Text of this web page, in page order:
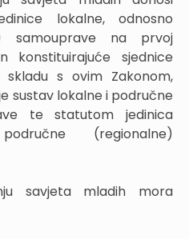
lokalne, odnosno
samouprave na prvoj
konstituirajuće sjednice
s ovim Zakonom,
sustav lokalne i područne
te statutom jedinica
(regionalne)
savjeta mladih mora